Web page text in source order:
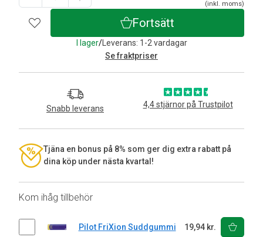
(inkl. moms)
Fortsätt
I lager/Leverans: 1-2 vardagar
Se fraktpriser
Snabb leverans 4,4 stjärnor på Trustpilot
Tjäna en bonus på 8% som ger dig extra rabatt på
dina köp under nästa kvartal!
Kom ihåg tillbehör
Pilot FriXion Suddgummi 19,94 kr.